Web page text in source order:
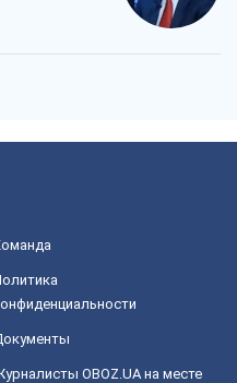
OBOZ.UA на месте